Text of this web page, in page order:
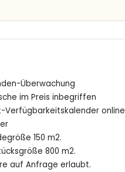
von der Villa)
Villa)
der Villa)
sind
Überwachung
im Preis inbegriffen
Verfügbarkeitskalender online
150 m2.
800 m2.
auf Anfrage erlaubt.